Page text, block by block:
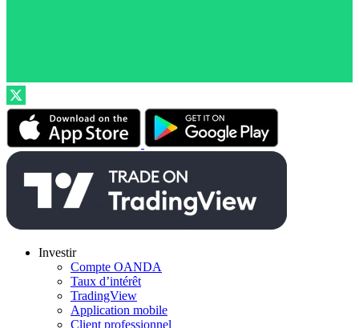
Investir
Compte OANDA
Taux d’intérêt
TradingView
Application mobile
Client professionnel